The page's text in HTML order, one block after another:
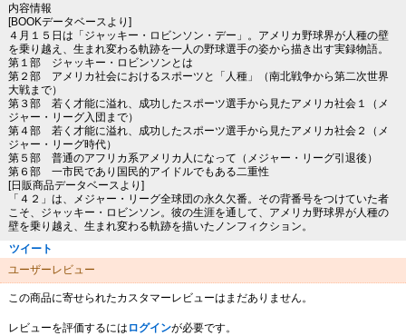
内容情報
[BOOKデータベースより]
４月１５日は「ジャッキー・ロビンソン・デー」。アメリカ野球界が人種の壁
を乗り越え、生まれ変わる軌跡を一人の野球選手の姿から描き出す実録物語。
第１部 ジャッキー・ロビンソンとは
第２部 アメリカ社会におけるスポーツと「人種」（南北戦争から第二次世界
大戦まで）
第３部 若く才能に溢れ、成功したスポーツ選手から見たアメリカ社会１（メ
ジャー・リーグ入団まで）
第４部 若く才能に溢れ、成功したスポーツ選手から見たアメリカ社会２（メ
ジャー・リーグ時代）
第５部 普通のアフリカ系アメリカ人になって（メジャー・リーグ引退後）
第６部 一市民であり国民的アイドルでもある二重性
[日販商品データベースより]
「４２」は、メジャー・リーグ全球団の永久欠番。その背番号をつけていた者
こそ、ジャッキー・ロビンソン。彼の生涯を通して、アメリカ野球界が人種の
壁を乗り越え、生まれ変わる軌跡を描いたノンフィクション。
ツイート
ユーザーレビュー
この商品に寄せられたカスタマーレビューはまだありません。
レビューを評価するには ログインが必要です。